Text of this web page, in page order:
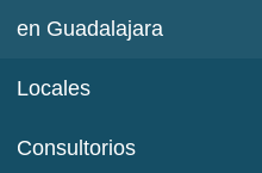
en Guadalajara
Locales
Consultorios